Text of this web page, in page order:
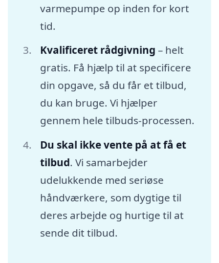
varmepumpe op inden for kort
tid.
Kvalificeret rådgivning – helt
gratis. Få hjælp til at specificere
din opgave, så du får et tilbud,
du kan bruge. Vi hjælper
gennem hele tilbuds-processen.
Du skal ikke vente på at få et
tilbud. Vi samarbejder
udelukkende med seriøse
håndværkere, som dygtige til
deres arbejde og hurtige til at
sende dit tilbud.